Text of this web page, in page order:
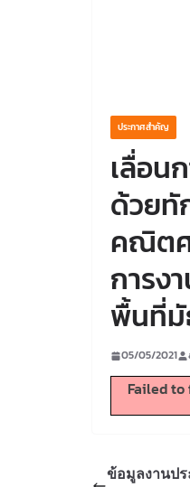
ประกาศสำคัญ
เลื่อน
ด้วยทั
คณิตศ
การง
พื้นที่มั
05/05/2021
Failed to
ข้อมูลงานป